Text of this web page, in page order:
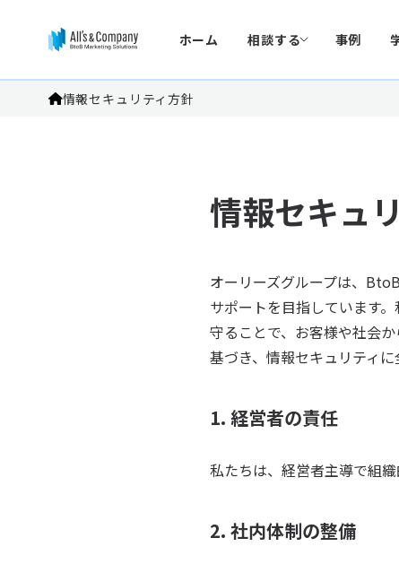
ホーム 相談する 事例
情報セキュリティ方針
情報セキュ
オーリーズグループは、
サポートを目指しています
守ることで、お客様や社会
基づき、情報セキュリティに
1. 経営者の責任
私たちは、経営者主導で組
2. 社内体制の整備